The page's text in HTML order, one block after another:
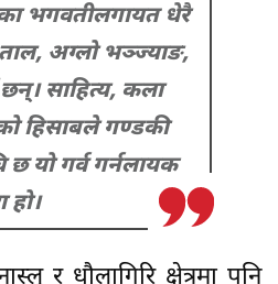
भगवतीलगायत धेरै
अग्लो भञ्ज्याङ,
साहित्य, कला
हिसाबले गण्डकी
यो गर्व गर्नलायक
हो।